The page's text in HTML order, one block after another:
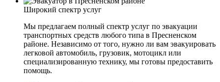
Широкий спектр услуг
Мы предлагаем полный спектр услуг по эвакуации
транспортных средств любого типа в Пресненском
районе. Независимо от того, нужно ли вам эвакуировать
легковой автомобиль, грузовик, мотоцикл или
специализированную технику, мы готовы предоставить
помощь.